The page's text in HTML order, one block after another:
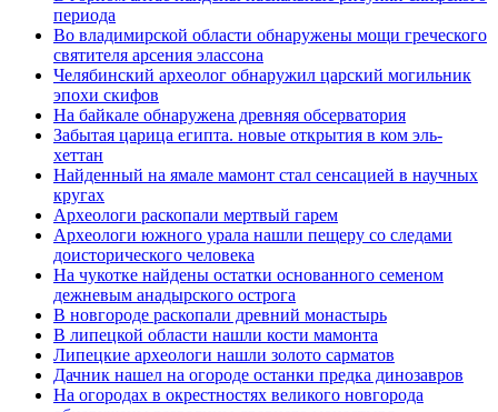
периода
Во владимирской области обнаружены мощи греческого
святителя арсения элассона
Челябинский археолог обнаружил царский могильник
эпохи скифов
На байкале обнаружена древняя обсерватория
Забытая царица египта. новые открытия в ком эль-
хеттан
Найденный на ямале мамонт стал сенсацией в научных
кругах
Археологи раскопали мертвый гарем
Археологи южного урала нашли пещеру со следами
доисторического человека
На чукотке найдены остатки основанного семеном
дежневым анадырского острога
В новгороде раскопали древний монастырь
В липецкой области нашли кости мамонта
Липецкие археологи нашли золото сарматов
Дачник нашел на огороде останки предка динозавров
На огородах в окрестностях великого новгорода